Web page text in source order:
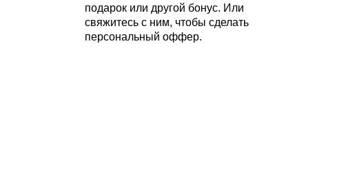
подарок или другой бонус. Или
свяжитесь с ним, чтобы сделать
персональный оффер.